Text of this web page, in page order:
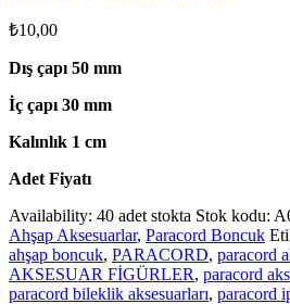
₺10,00
Dış çapı 50 mm
İç çapı 30 mm
Kalınlık 1 cm
Adet Fiyatı
Availability: 40 adet stokta Stok kodu:
Ahşap Aksesuarlar, Paracord Boncuk
ahşap boncuk, PARACORD, paracord
AKSESUAR FİGÜRLER, paracord
paracord bileklik aksesuarları, paracord